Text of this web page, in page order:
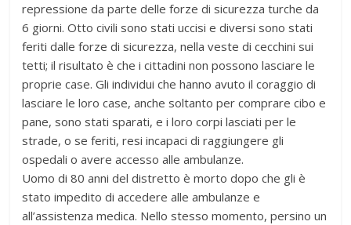
repressione da parte delle forze di sicurezza turche da
6 giorni. Otto civili sono stati uccisi e diversi sono stati
feriti dalle forze di sicurezza, nella veste di cecchini sui
tetti; il risultato è che i cittadini non possono lasciare le
proprie case. Gli individui che hanno avuto il coraggio di
lasciare le loro case, anche soltanto per comprare cibo e
pane, sono stati sparati, e i loro corpi lasciati per le
strade, o se feriti, resi incapaci di raggiungere gli
ospedali o avere accesso alle ambulanze.
Uomo di 80 anni del distretto è morto dopo che gli è
stato impedito di accedere alle ambulanze e
all’assistenza medica. Nello stesso momento, persino un